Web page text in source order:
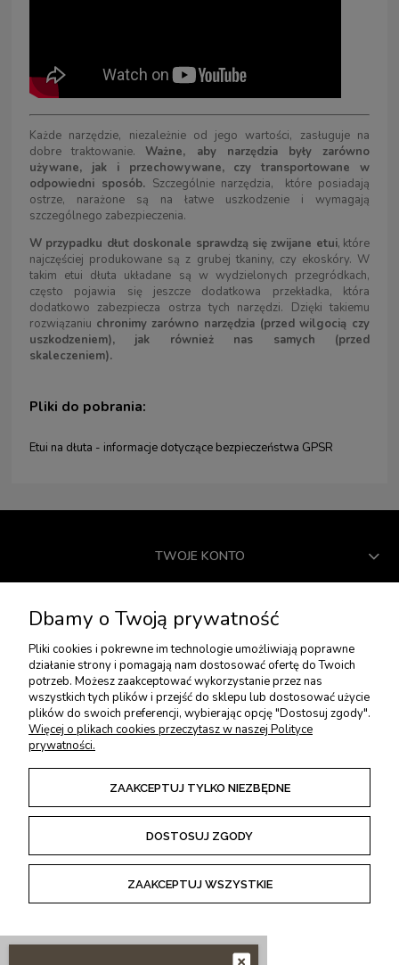
Każde narzędzie, niezależnie od jego wartości, zasługuje na
dobre traktowanie.Ważne, aby narzędzia były zarówno
używane, jak i przechowywane, czy transportowane w
odpowiedni sposób. Szczególnie narzędzia, które posiadają
ostrze, narażone są na łatwe uszkodzenie i wymagają
szczególnego zabezpieczenia.
W przypadku dłut doskonale sprawdzą się zwijane etui, które
najczęściej produkowane są z grubej tkaniny, czy ekoskóry. W
takim etui dłuta układane są w wydzielonych przegródkach,
często pojawia się jeszcze dodatkowa przekładka, która
dodatkowo zabezpiecza ostrza tych narzędzi. Dzięki takiemu
rozwiązaniu chronimy zarówno narzędzia (przed wilgocią czy
uszkodzeniem), jak również nas samych (przed
skaleczeniem).
Pliki do pobrania:
Etui na dłuta - informacje dotyczące bezpieczeństwa GPSR
TWOJE KONTO
USŁUGI DODATKOWE
PŁATNOŚCI I DOSTAWA
ZWROTY I REKLAMACJE
POKAŻ PEŁNĄ WERSJĘ STRONY
Sklep internetowy Shoper Premium
Dbamy o Twoją prywatność
Pliki cookies i pokrewne im technologie umożliwiają poprawne
działanie strony i pomagają nam dostosować ofertę do Twoich
potrzeb. Możesz zaakceptować wykorzystanie przez nas
wszystkich tych plików i przejść do sklepu lub dostosować użycie
plików do swoich preferencji, wybierając opcję "Dostosuj zgody".
Więcej o plikach cookies przeczytasz w naszej Polityce
prywatności.
ZAAKCEPTUJ TYLKO NIEZBĘDNE
DOSTOSUJ ZGODY
ZAAKCEPTUJ WSZYSTKIE